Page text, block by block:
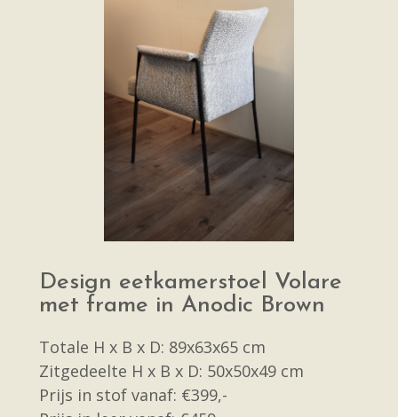
Design eetkamerstoel Volare
met frame in Anodic Brown
Totale H x B x D: 89x63x65 cm
Zitgedeelte H x B x D: 50x50x49 cm
Prijs in stof vanaf: €399,-